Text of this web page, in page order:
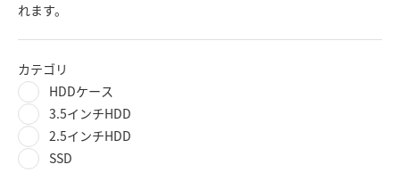
れます。
カテゴリ
HDDケース
3.5インチHDD
2.5インチHDD
SSD